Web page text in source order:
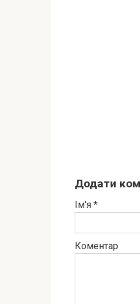
Додати
Ім'я *
Коментар